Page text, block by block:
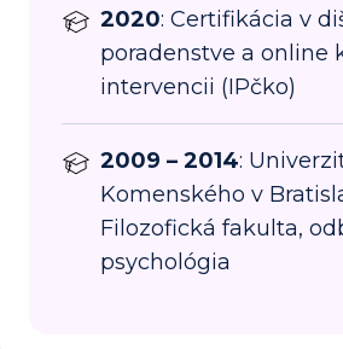
2020: Certifikácia v
poradenstve a online
intervencii (IPčko)
2009 – 2014:
Komenského v
Filozofická fakulta,
psychológia